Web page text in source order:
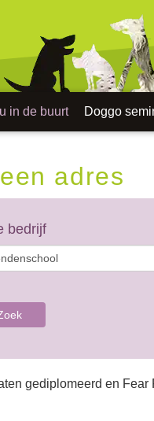
in de buurt Doggo
adres
bedrijf
gediplomeerd en